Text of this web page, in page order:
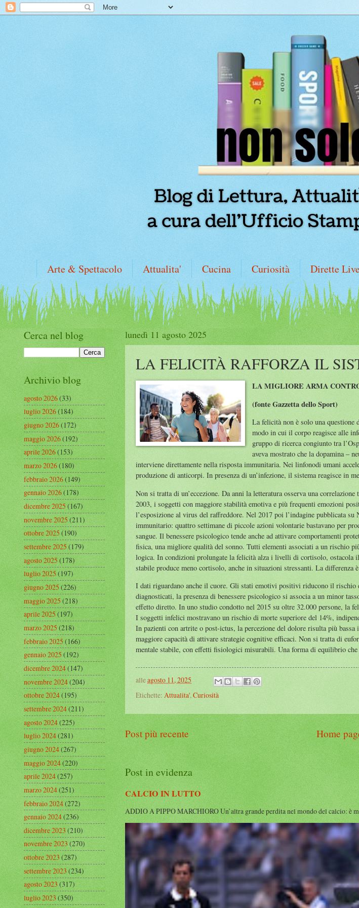
Arte & Spettacolo Attualita' Cucina Curiosità Dirette
lunedì 11 agosto 2025
LA FELICITÀ RAFFORZA IL
LA MIGLIORE ARMA
(fonte Gazzetta dello Sport)
La felicità non è solo una
modo in cui il corpo reagisce alle
gruppo di ricerca congiunto tra
aveva mostrato che la dopamina –
interviene direttamente nella risposta immunitaria. Nei linfonodi umani
produzione di anticorpi. In presenza di un’infezione, il sistema reagisce in
Non si tratta di un’eccezione. Da anni la letteratura osserva una
2003, i soggetti con maggiore stabilità emotiva e più frequenti emozioni
l’esposizione al virus del raffreddore. Nel 2017 poi l’indagine pubblicata
immunitario: quattro settimane di piccole azioni volontarie bastavano per
sangue. Il benessere psicologico tende anche ad attivare comportamenti
fisica, una migliore qualità del sonno. Tutti elementi associati a un rischio
logica. In condizioni prolungate la felicità alza i livelli di cortisolo, ostacola
stabile produce meno cortisolo, anche in situazioni stressanti. La differenza
I dati riguardano anche il cuore. Gli stati emotivi positivi riducono il
diagnosticati, la presenza di benessere psicologico si associa a un minor
effetto diretto. In uno studio condotto nel 2015 su oltre 32.000 persone, la
I soggetti infelici mostravano un rischio di morte superiore del 14%,
In pazienti con artrite o post-ictus, la percezione del dolore risulta più
maggiore capacità di attivare strategie cognitive efficaci. Non si tratta di
mentale stabile, con effetti fisiologici misurabili. Una forma di equilibrio
alleagosto 11, 2025
Etichette: Attualita', Curiosità
Post più recente Home
Post in evidenza
CALCIO IN LUTTO
ADDIO A PIPPO MARCHIORO Un’altra grande perdita nel mondo del calcio: è
Cerca nel blog
Archivio blog
agosto 2026(33)
luglio 2026(184)
giugno 2026(172)
maggio 2026(192)
aprile 2026(153)
marzo 2026(180)
febbraio 2026(149)
gennaio 2026(178)
dicembre 2025(167)
novembre 2025(211)
ottobre 2025(190)
settembre 2025(179)
agosto 2025(178)
luglio 2025(197)
giugno 2025(226)
maggio 2025(218)
aprile 2025(197)
marzo 2025(218)
febbraio 2025(166)
gennaio 2025(192)
dicembre 2024(147)
novembre 2024(204)
ottobre 2024(195)
settembre 2024(211)
agosto 2024(225)
luglio 2024(281)
giugno 2024(267)
maggio 2024(220)
aprile 2024(257)
marzo 2024(251)
febbraio 2024(272)
gennaio 2024(236)
dicembre 2023(210)
novembre 2023(270)
ottobre 2023(287)
settembre 2023(234)
agosto 2023(317)
luglio 2023(350)